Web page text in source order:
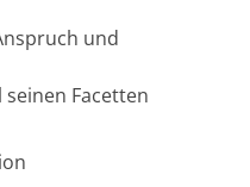
und
Facetten